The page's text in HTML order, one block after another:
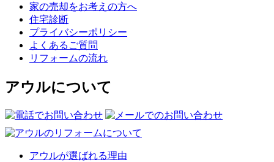
家の売却をお考えの方へ
住宅診断
プライバシーポリシー
よくあるご質問
リフォームの流れ
アウルについて
アウルが選ばれる理由